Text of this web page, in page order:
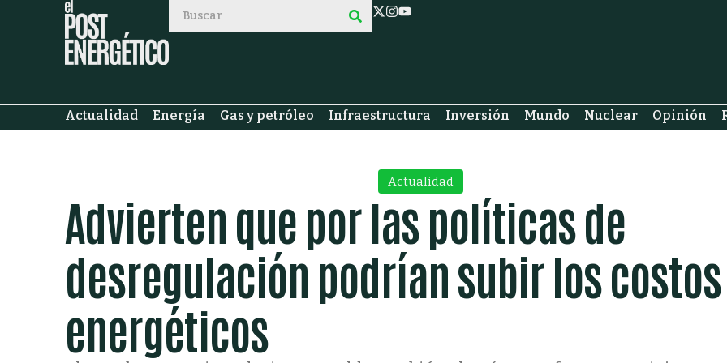
Actualidad Energía Gas y petróleo Infraestructura Inversión Mundo Nuclear Opinión
Actualidad
Advierten que por las políticas de
desregulación podrían subir los costos
energéticos